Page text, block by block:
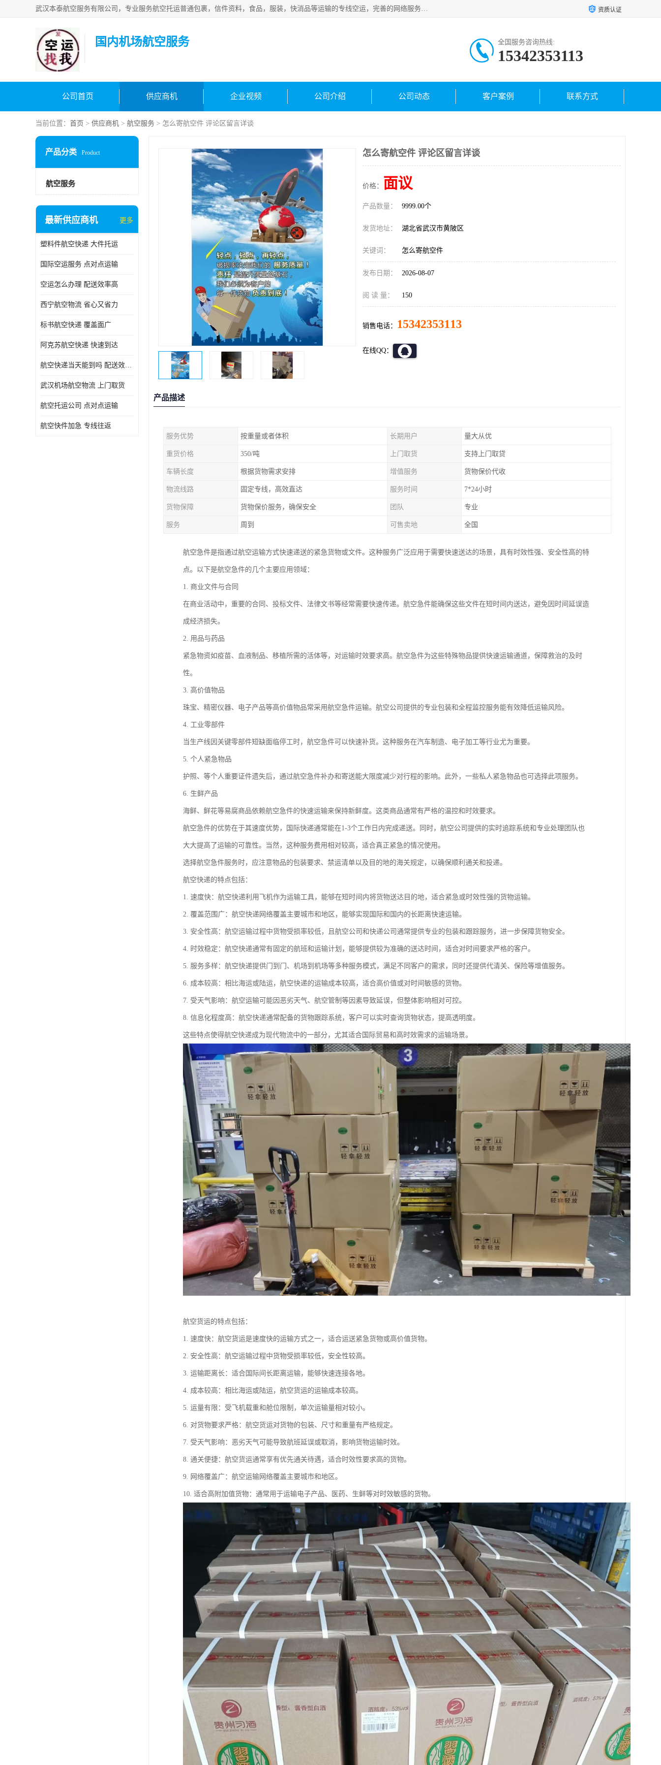
武汉本泰航空服务有限公司，专业服务航空托运普通包裹，信件资料，食品，服装，快消品等运输的专线空运，完善的网络服务确保为客户提供准确、*、安全的“门对门”服务，本着“诚信为本、精诚合作”的服务宗旨.“以安全运输为保障，以运价合理要求市场”的经营理念。武汉机场货运、武汉航空物流、武汉空运、武汉天河国际机场东方、南方、国际航空、机场空运业务覆盖国内二三线机场城市，如：武汉-敦煌、武汉-柳州等 资质认证
国内机场航空服务 全国服务咨询热线:
15342353113
公司首页 供应商机 企业视频 公司介绍 公司动态 客户案例 联系方式
当前位置： 首页 > 供应商机 > 航空服务 > 怎么寄航空件 评论区留言详谈
产品分类 Product
航空服务
最新供应商机 更多
塑料件航空快递 大件托运
国际空运服务 点对点运输
空运怎么办理 配送效率高
西宁航空物流 省心又省力
标书航空快递 覆盖面广
阿克苏航空快递 快速到达
航空快递当天能到吗 配送效率高
武汉机场航空物流 上门取货
航空托运公司 点对点运输
航空快件加急 专线往返
怎么寄航空件 评论区留言详谈
价格： 面议
产品数量： 9999.00个
发货地址： 湖北省武汉市黄陂区
关键词： 怎么寄航空件
发布日期： 2026-08-07
阅 读 量： 150
销售电话： 15342353113
在线QQ：
产品描述
服务优势 按重量或者体积 长期用户 量大从优
重货价格 350/吨 上门取货 支持上门取贷
车辆长度 根据货物需求安排 增值服务 货物保价代收
物流线路 固定专线，高效直达 服务时间 7*24小时
货物保障 货物保价服务，确保安全 团队 专业
服务 周到 可售卖地 全国
航空急件是指通过航空运输方式快速递送的紧急货物或文件。这种服务广泛应用于需要快速送达的场景，具有时效性强、安全性高的特
点。以下是航空急件的几个主要应用领域：
1. 商业文件与合同
在商业活动中，重要的合同、投标文件、法律文书等经常需要快速传递。航空急件能确保这些文件在短时间内送达，避免因时间延误造
成经济损失。
2. 用品与药品
紧急物资如疫苗、血液制品、移植所需的活体等，对运输时效要求高。航空急件为这些特殊物品提供快速运输通道，保障救治的及时
性。
3. 高价值物品
珠宝、精密仪器、电子产品等高价值物品常采用航空急件运输。航空公司提供的专业包装和全程监控服务能有效降低运输风险。
4. 工业零部件
当生产线因关键零部件短缺面临停工时，航空急件可以快速补货。这种服务在汽车制造、电子加工等行业尤为重要。
5. 个人紧急物品
护照、等个人重要证件遗失后，通过航空急件补办和寄送能大限度减少对行程的影响。此外，一些私人紧急物品也可选择此项服务。
6. 生鲜产品
海鲜、鲜花等易腐商品依赖航空急件的快速运输来保持新鲜度。这类商品通常有严格的温控和时效要求。
航空急件的优势在于其速度优势，国际快递通常能在1-3个工作日内完成递送。同时，航空公司提供的实时追踪系统和专业处理团队也
大大提高了运输的可靠性。当然，这种服务费用相对较高，适合真正紧急的情况使用。
选择航空急件服务时，应注意物品的包装要求、禁运清单以及目的地的海关规定，以确保顺利通关和投递。
航空快递的特点包括：
1. 速度快：航空快递利用飞机作为运输工具，能够在短时间内将货物送达目的地，适合紧急或时效性强的货物运输。
2. 覆盖范围广：航空快递网络覆盖主要城市和地区，能够实现国际和国内的长距离快速运输。
3. 安全性高：航空运输过程中货物受损率较低，且航空公司和快递公司通常提供专业的包装和跟踪服务，进一步保障货物安全。
4. 时效稳定：航空快递通常有固定的航班和运输计划，能够提供较为准确的送达时间，适合对时间要求严格的客户。
5. 服务多样：航空快递提供门到门、机场到机场等多种服务模式，满足不同客户的需求，同时还提供代清关、保险等增值服务。
6. 成本较高：相比海运或陆运，航空快递的运输成本较高，适合高价值或对时间敏感的货物。
7. 受天气影响：航空运输可能因恶劣天气、航空管制等因素导致延误，但整体影响相对可控。
8. 信息化程度高：航空快递通常配备的货物跟踪系统，客户可以实时查询货物状态，提高透明度。
这些特点使得航空快递成为现代物流中的一部分，尤其适合国际贸易和高时效需求的运输场景。
航空货运的特点包括：
1. 速度快：航空货运是速度快的运输方式之一，适合运送紧急货物或高价值货物。
2. 安全性高：航空运输过程中货物受损率较低，安全性较高。
3. 运输距离长：适合国际间长距离运输，能够快速连接各地。
4. 成本较高：相比海运或陆运，航空货运的运输成本较高。
5. 运量有限：受飞机载重和舱位限制，单次运输量相对较小。
6. 对货物要求严格：航空货运对货物的包装、尺寸和重量有严格规定。
7. 受天气影响：恶劣天气可能导致航班延误或取消，影响货物运输时效。
8. 通关便捷：航空货运通常享有优先通关待遇，适合时效性要求高的货物。
9. 网络覆盖广：航空运输网络覆盖主要城市和地区。
10. 适合高附加值货物：通常用于运输电子产品、医药、生鲜等对时效敏感的货物。